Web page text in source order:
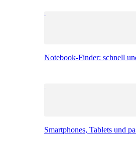
Notebook-Finder: schnell
Smartphones, Tablets und